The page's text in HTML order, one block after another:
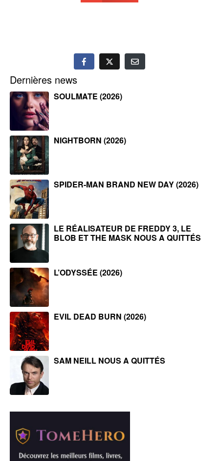
Dernières news
SOULMATE (2026)
NIGHTBORN (2026)
SPIDER-MAN BRAND NEW DAY (2026)
LE RÉALISATEUR DE FREDDY 3, LE
BLOB ET THE MASK NOUS A QUITTÉS
L’ODYSSÉE (2026)
EVIL DEAD BURN (2026)
SAM NEILL NOUS A QUITTÉS